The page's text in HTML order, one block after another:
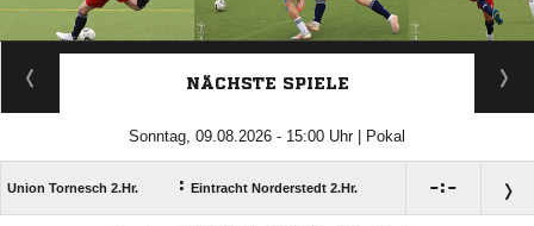
ANZEIGE
NÄCHSTE SPIELE
Sonntag, 09.08.2026 - 15:00 Uhr | Pokal
Union Tornesch 2.Hr. : Eintracht Norderstedt 2.Hr. :